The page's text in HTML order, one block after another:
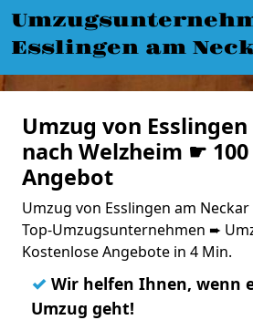
Esslingen am
Umzug von
nach Welzheim ☛
Angebot
Umzug von Esslingen am
Top-Umzugsunternehmen ➨
Kostenlose Angebote in 4 Min.
✓ Wir helfen Ihnen, wenn
Umzug geht!